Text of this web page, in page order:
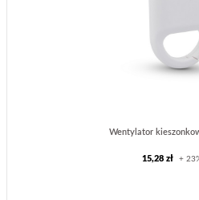
Wentylator
15,28 zł +